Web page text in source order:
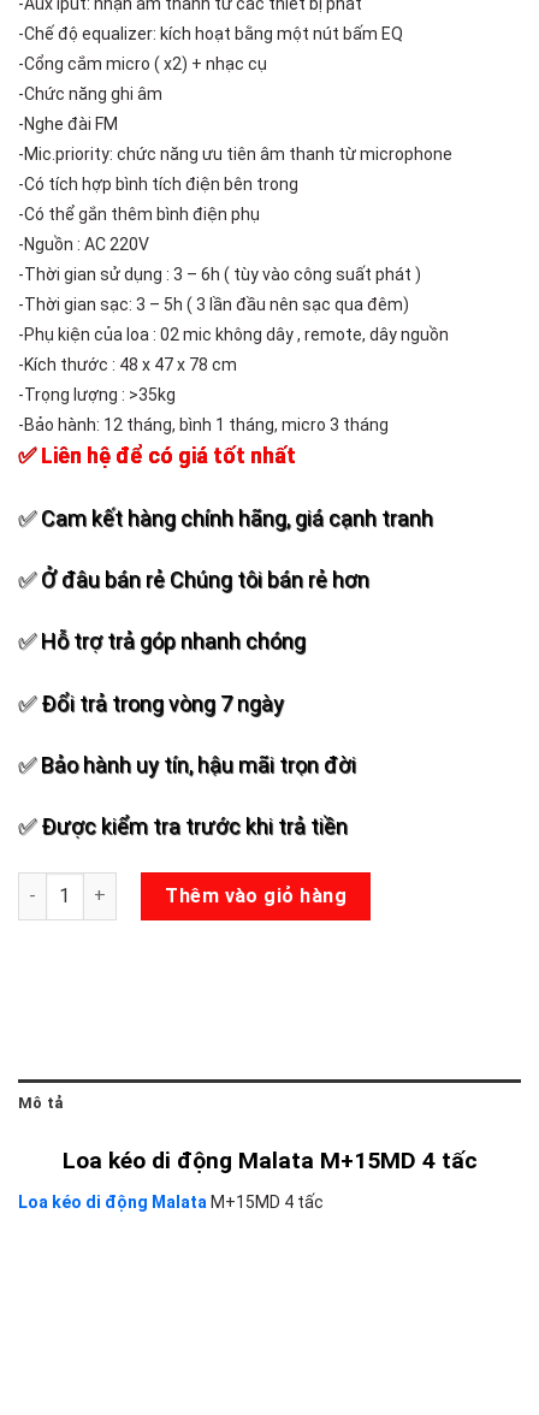
-Chế độ equalizer: kích hoạt bằng một nút bấm EQ
-Cổng cắm micro ( x2) + nhạc cụ
-Chức năng ghi âm
-Nghe đài FM
-Mic.priority: chức năng ưu tiên âm thanh từ microphone
-Có tích hợp bình tích điện bên trong
-Có thể gắn thêm bình điện phụ
-Nguồn : AC 220V
-Thời gian sử dụng : 3 – 6h ( tùy vào công suất phát )
-Thời gian sạc: 3 – 5h ( 3 lần đầu nên sạc qua đêm)
-Phụ kiện của loa : 02 mic không dây , remote, dây nguồn
-Kích thước : 48 x 47 x 78 cm
-Trọng lượng : >35kg
-Bảo hành: 12 tháng, bình 1 tháng, micro 3 tháng
✅ Liên hệ để có giá tốt nhất
✅ Cam kết hàng chính hãng, giá cạnh tranh
✅ Ở đâu bán rẻ Chúng tôi bán rẻ hơn
✅ Hỗ trợ trả góp nhanh chóng
✅ Đổi trả trong vòng 7 ngày
✅ Bảo hành uy tín, hậu mãi trọn đời
✅ Được kiểm tra trước khi trả tiền
Loa kéo Malata M+15MD số lượng
Thêm vào giỏ hàng
Mô tả
Loa kéo di động Malata M+15MD 4 tấc
Loa kéo di động Malata M+15MD 4 tấc